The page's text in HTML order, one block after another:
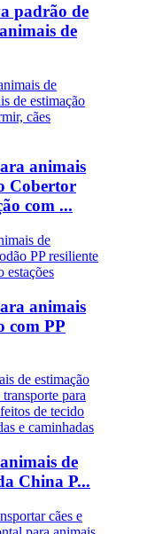
padrão de
de
animais
Cobertor
com ...
animais
com PP
de
China P...